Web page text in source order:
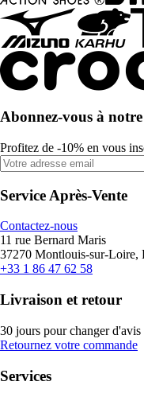
Abonnez-vous à
Profitez de -10% en vous
Service Après-Vente
Contactez-nous
11 rue Bernard Maris
37270 Montlouis-sur-Loire,
+33 1 86 47 62 58
Livraison et retour
30 jours pour changer d'avis
Retournez votre commande
Services